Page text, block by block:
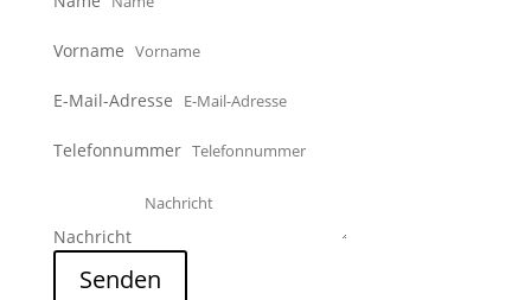
Vorname
E-Mail-Adresse
Telefonnummer
Nachricht
Senden